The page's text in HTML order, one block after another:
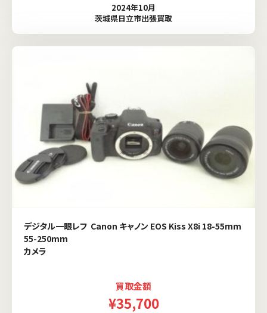
2024年10月
茨城県日立市出張買取
デジタル一眼レフ Canon キャノン EOS Kiss X8i 18-55mm
55-250mm
カメラ
買取金額
¥35,700